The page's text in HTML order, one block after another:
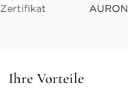
Zertifikat
Ihre Vorteile